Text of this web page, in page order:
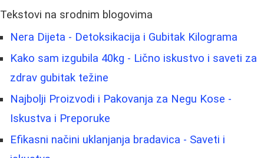
Tekstovi na srodnim blogovima
Nera Dijeta - Detoksikacija i Gubitak Kilograma
Kako sam izgubila 40kg - Lično iskustvo i saveti za
zdrav gubitak težine
Najbolji Proizvodi i Pakovanja za Negu Kose -
Iskustva i Preporuke
Efikasni načini uklanjanja bradavica - Saveti i